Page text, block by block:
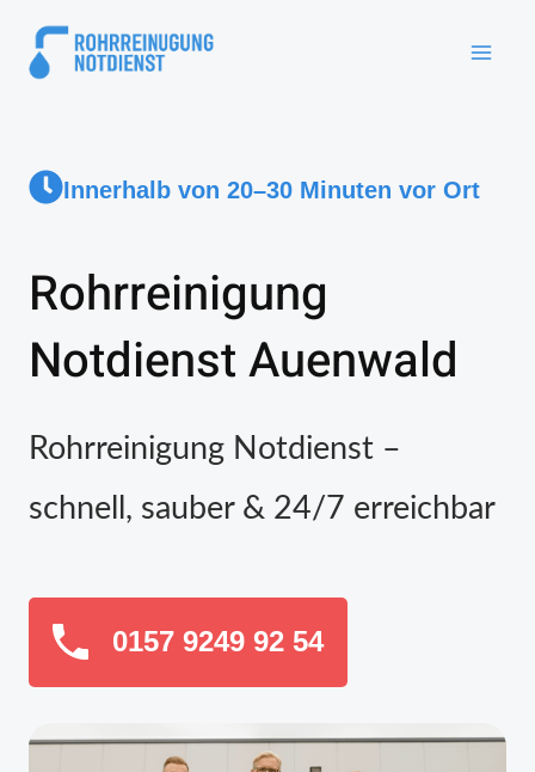
Innerhalb von 20–30 Minuten vor Ort
Rohrreinigung
Notdienst Auenwald
Rohrreinigung Notdienst –
schnell, sauber & 24/7 erreichbar
0157 9249 92 54